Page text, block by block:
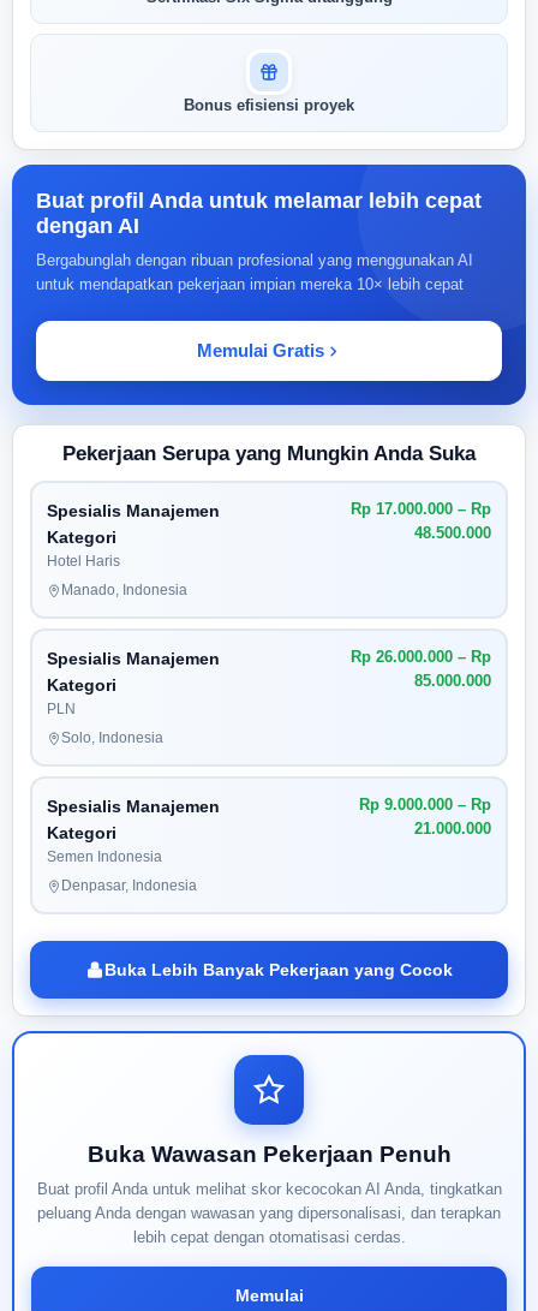
Bonus efisiensi proyek
Buat profil Anda untuk melamar lebih cepat
dengan AI
Bergabunglah dengan ribuan profesional yang menggunakan AI
untuk mendapatkan pekerjaan impian mereka 10× lebih cepat
Memulai Gratis
Pekerjaan Serupa yang Mungkin Anda Suka
Spesialis Manajemen
Kategori
Hotel Haris
Rp 17.000.000 – Rp
48.500.000
Manado, Indonesia
Spesialis Manajemen
Kategori
PLN
Rp 26.000.000 – Rp
85.000.000
Solo, Indonesia
Spesialis Manajemen
Kategori
Semen Indonesia
Rp 9.000.000 – Rp
21.000.000
Denpasar, Indonesia
Buka Lebih Banyak Pekerjaan yang Cocok
Buka Wawasan Pekerjaan Penuh
Buat profil Anda untuk melihat skor kecocokan AI Anda, tingkatkan
peluang Anda dengan wawasan yang dipersonalisasi, dan terapkan
lebih cepat dengan otomatisasi cerdas.
Memulai